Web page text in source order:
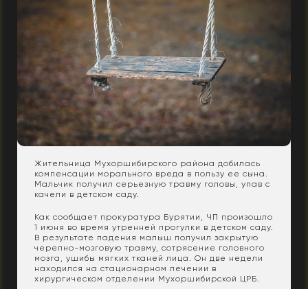
Жительница Мухоршибирского района добилась
компенсации морального вреда в пользу ее сына.
Мальчик получил серьезную травму головы, упав с
качели в детском саду.
Как сообщает прокуратура Бурятии, ЧП произошло
1 июня во время утренней прогулки в детском саду.
В результате падения малыш получил закрытую
черепно-мозговую травму, сотрясение головного
мозга, ушибы мягких тканей лица. Он две недели
находился на стационарном лечении в
хирургическом отделении Мухоршибирской ЦРБ.